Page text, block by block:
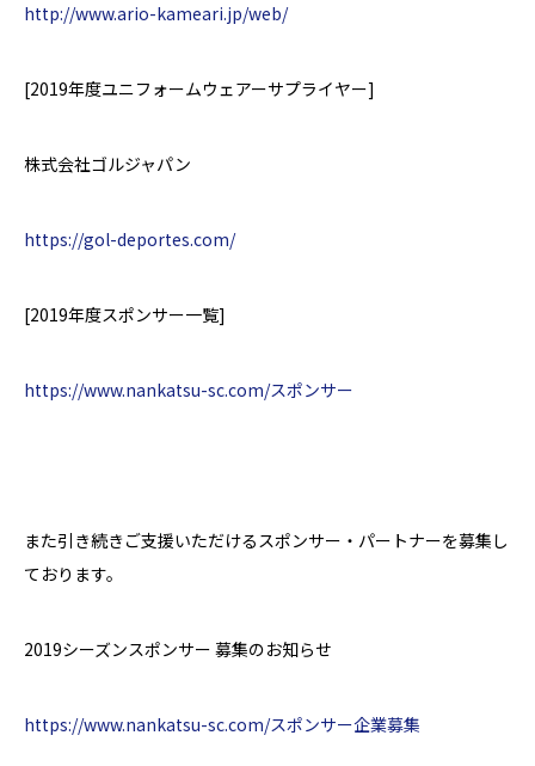
http://www.ario-kameari.jp/web/
[2019年度ユニフォームウェアーサプライヤー]
株式会社ゴルジャパン
https://gol-deportes.com/
[2019年度スポンサー一覧]
https://www.nankatsu-sc.com/スポンサー
また引き続きご支援いただけるスポンサー・パートナーを募集し
ております。
2019シーズンスポンサー 募集のお知らせ
https://www.nankatsu-sc.com/スポンサー企業募集